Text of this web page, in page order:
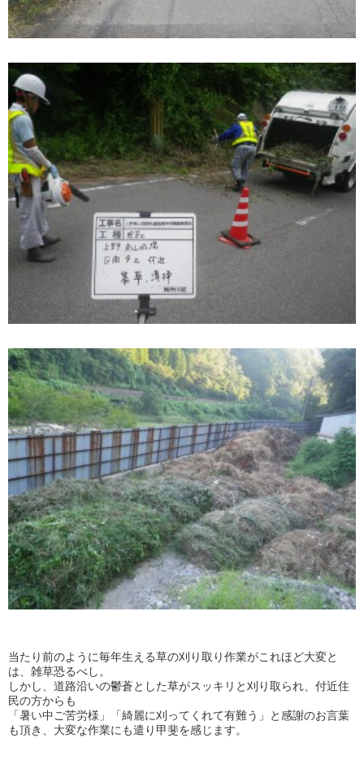
当たり前のように毎年生える草の刈り取り作業がこれほど大変と
は、雑草恐るべし。
しかし、道路沿いの鬱蒼とした草がスッキリと刈り取られ、付近住
民の方からも
「暑い中ご苦労様」「綺麗に刈ってくれて有難う」と感謝のお言葉
も頂き、大変な作業にも遣り甲斐を感じます。